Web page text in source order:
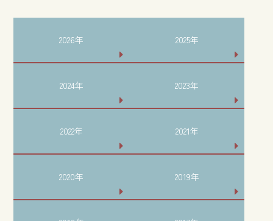
2026年 2025年
2024年 2023年
2022年 2021年
2020年 2019年